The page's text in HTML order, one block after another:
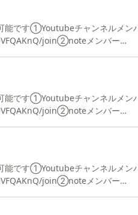
saROvh0b■神聖ロー
能です①Youtubeチャンネルメン
join②noteメンバー
古代民族の
saROvh0b■神聖ロー
能です①Youtubeチャンネルメン
join②noteメンバー
古代民族の
saROvh0b■神聖ロー
能です①Youtubeチャンネルメン
join②noteメンバー
古代民族の